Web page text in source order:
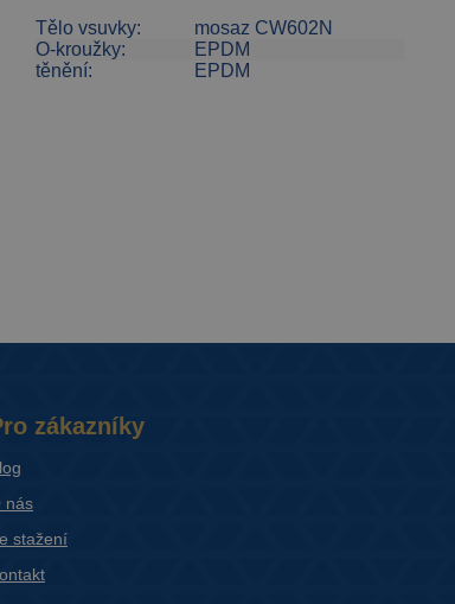
Tělo vsuvky:
mosaz CW602N
O-kroužky:
EPDM
těnění:
EPDM
zákazníky
nás
stažení